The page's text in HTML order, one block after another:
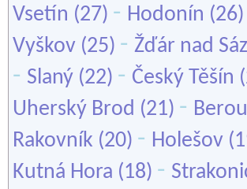
Vsetín (27) - Hodonín (26)
Vyškov (25) - Žďár nad
- Slaný (22) - Český Těšín
Uherský Brod (21) -
Rakovník (20) - Holešov
Kutná Hora (18) -